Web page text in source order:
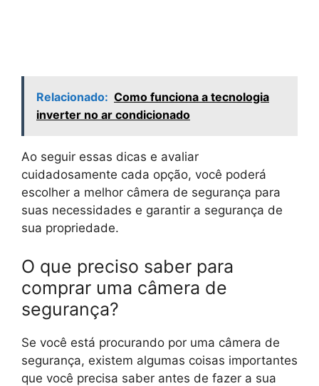
Relacionado: Como funciona a tecnologia
inverter no ar condicionado
Ao seguir essas dicas e avaliar
cuidadosamente cada opção, você poderá
escolher a melhor câmera de segurança para
suas necessidades e garantir a segurança de
sua propriedade.
O que preciso saber para
comprar uma câmera de
segurança?
Se você está procurando por uma câmera de
segurança, existem algumas coisas importantes
que você precisa saber antes de fazer a sua